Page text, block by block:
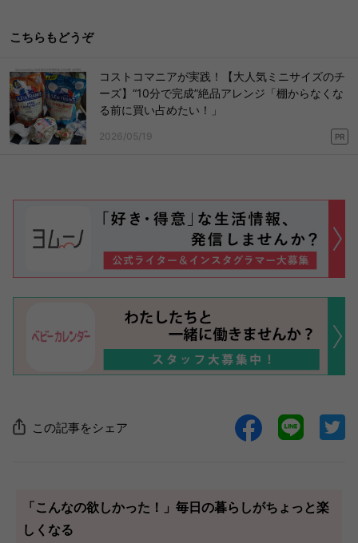
こちらもどうぞ
コストコマニアが実践！【大人気ミニサイズのチ
ーズ】“10分で完成”絶品アレンジ「棚からなくな
る前に買い占めたい！」
2026/05/19 PR
この記事をシェア
「こんなの欲しかった！」毎日の暮らしがちょっと楽
しくなる